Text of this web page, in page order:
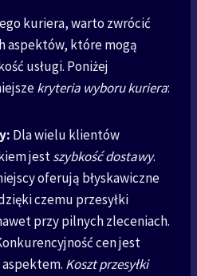
kuriera, warto zwrócić
aspektów, które mogą
usługi. Poniżej
kryteria wyboru kuriera:
Dla wielu klientów
jestszybkość dostawy.
oferują błyskawiczne
czemu przesyłki
przy pilnych zleceniach.
cen jest
Koszt przesyłki